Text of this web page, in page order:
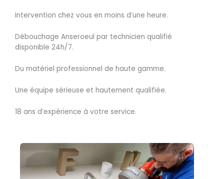
Intervention chez vous en moins d’une heure.
Débouchage Anseroeul par technicien qualifié
disponible 24h/7.
Du matériel professionnel de haute gamme.
Une équipe sérieuse et hautement qualifiée.
18 ans d’expérience à votre service.